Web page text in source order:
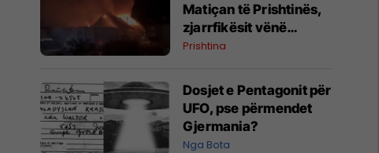
Matiçan të Prishtinës,
zjarrfikësit vënë
situatën nën kontroll
Prishtina
Dosjet e Pentagonit për
UFO, pse përmendet
Gjermania?
Nga Bota